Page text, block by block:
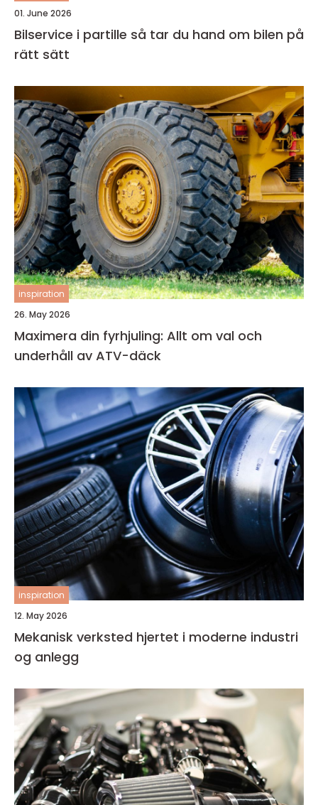
01. June 2026
Bilservice i partille så tar du hand om bilen på
rätt sätt
inspiration
26. May 2026
Maximera din fyrhjuling: Allt om val och
underhåll av ATV-däck
inspiration
12. May 2026
Mekanisk verksted hjertet i moderne industri
og anlegg